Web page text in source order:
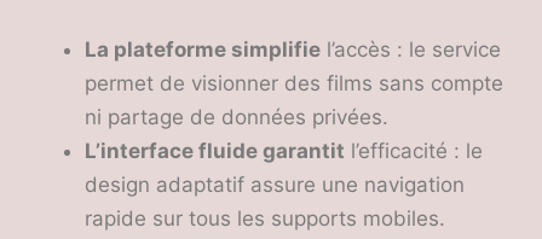
La plateforme simplifie l’accès : le service
permet de visionner des films sans compte
ni partage de données privées.
L’interface fluide garantit l’efficacité : le
design adaptatif assure une navigation
rapide sur tous les supports mobiles.